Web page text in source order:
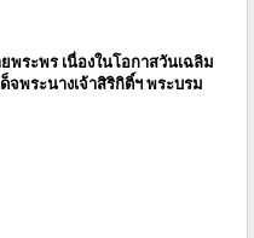
พระพร เนื่องในโอกาสวันเฉลิม
พระนางเจ้าสิริกิติ์ฯ พระบรม